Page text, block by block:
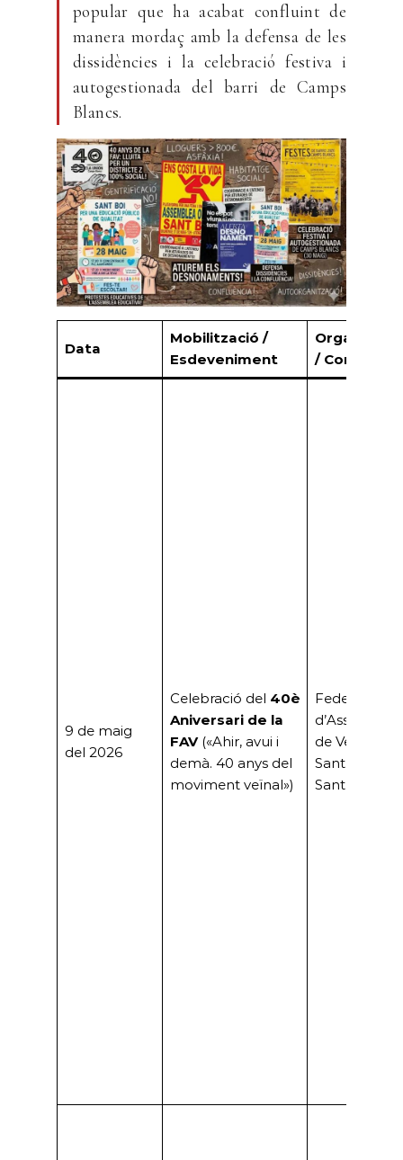
popular que ha acabat confluint de
manera mordaç amb la defensa de les
dissidències i la celebració festiva i
autogestionada del barri de Camps
Blancs.
Data
Mobilització /
Esdeveniment
/ Convocant
9 de maig
del 2026
Celebració del 40è
Aniversari de la
FAV («Ahir, avui i
demà. 40 anys del
moviment veïnal»)
Federació
de Veïns de
Sant Boi
Sant Boi)